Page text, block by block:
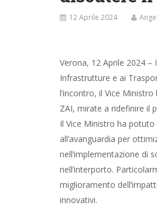
12 Aprile 2024
Verona, 12 Aprile 2024
Infrastrutture e ai
l’incontro, il Vice
ZAI, mirate a ridefinire il
Il Vice Ministro ha
all’avanguardia per
nell’implementazione di
nell’interporto.
miglioramento
innovativi.